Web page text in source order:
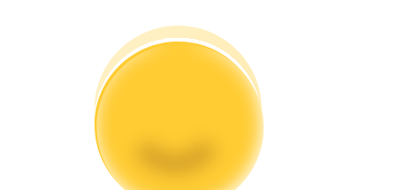
Futures-startgids